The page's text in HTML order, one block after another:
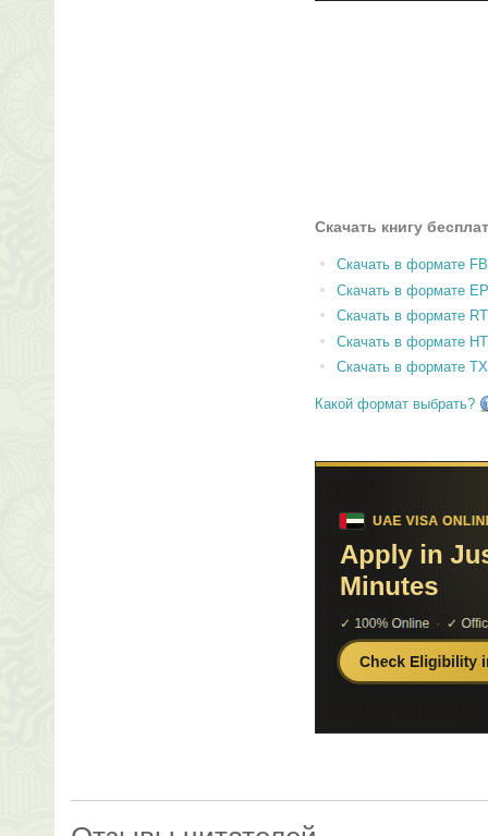
Скачать книгу
Скачать в формате
Скачать в формате
Скачать в формате
Скачать в формате
Скачать в формате
Какой формат выбрать?